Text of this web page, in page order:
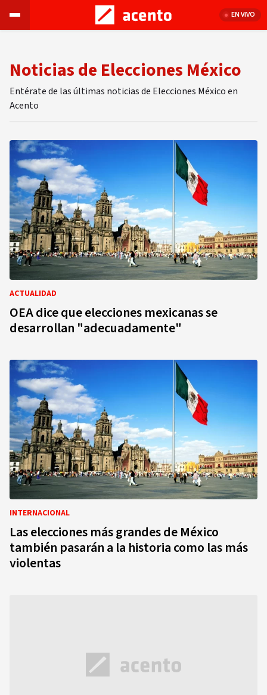
EN VIVO
Noticias de Elecciones México
Entérate de las últimas noticias de Elecciones México en
Acento
ACTUALIDAD
OEA dice que elecciones mexicanas se
desarrollan "adecuadamente"
INTERNACIONAL
Las elecciones más grandes de México
también pasarán a la historia como las más
violentas